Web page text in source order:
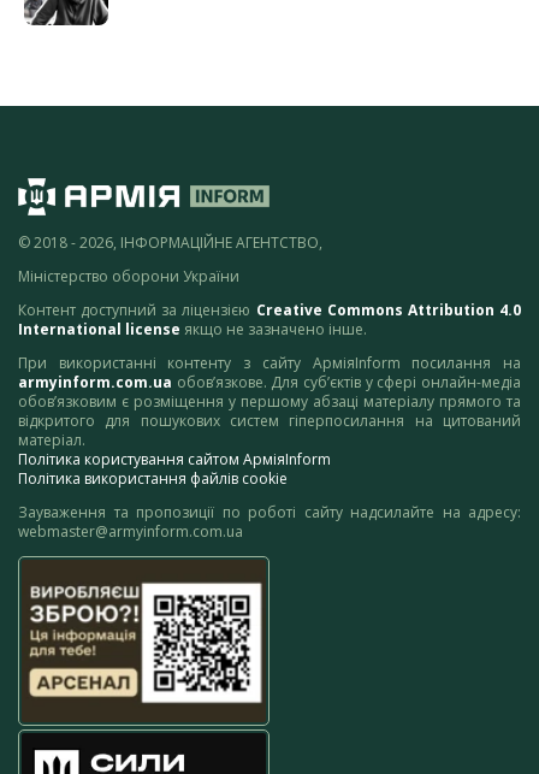
© 2018 - 2026, ІНФОРМАЦІЙНЕ АГЕНТСТВО,
Міністерство оборони України
Контент доступний за ліцензією Creative Commons Attribution 4.0
International license якщо не зазначено інше.
При використанні контенту з сайту АрміяInform посилання на
armyinform.com.ua обов’язкове. Для суб’єктів у сфері онлайн-медіа
обов’язковим є розміщення у першому абзаці матеріалу прямого та
відкритого для пошукових систем гіперпосилання на цитований
матеріал.
Політика користування сайтом АрміяInform
Політика використання файлів cookie
Зауваження та пропозиції по роботі сайту надсилайте на адресу:
webmaster@armyinform.com.ua